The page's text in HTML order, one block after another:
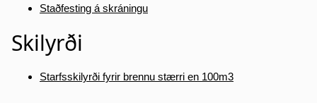
Staðfesting á skráningu
Skilyrði
Starfsskilyrði fyrir brennu stærri en 100m3